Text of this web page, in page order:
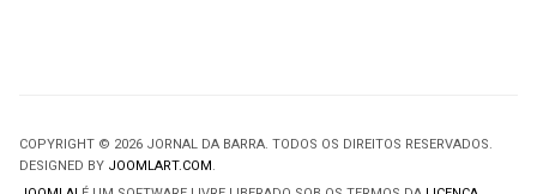
COPYRIGHT © 2026 JORNAL DA BARRA. TODOS OS DIREITOS RESERVADOS.
DESIGNED BY JOOMLART.COM.